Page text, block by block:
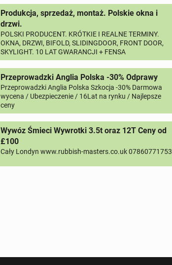
Produkcja, sprzedaż, montaż. Polskie okna i
drzwi.
POLSKI PRODUCENT. KRÓTKIE I REALNE TERMINY.
OKNA, DRZWI, BIFOLD, SLIDINGDOOR, FRONT DOOR,
SKYLIGHT. 10 LAT GWARANCJI + FENSA
Przeprowadzki Anglia Polska -30% Odprawy
Przeprowadzki Anglia Polska Szkocja -30% Darmowa
wycena / Ubezpieczenie / 16Lat na rynku / Najlepsze
ceny
Wywóz Śmieci Wywrotki 3.5t oraz 12T Ceny od
£100
Cały Londyn www.rubbish-masters.co.uk 07860771753